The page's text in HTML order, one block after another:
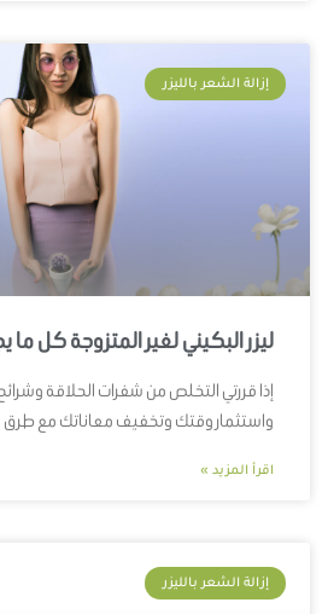
إزالة الشعر بالليزر
ليزر البكيني لغير المتزوجة كل
إذا قررتي التخلص من شفرات الحلاقة
واستثمار وقتك وتخفيف معاناتك مع طرق
اقرأ المزيد »
إزالة الشعر بالليزر